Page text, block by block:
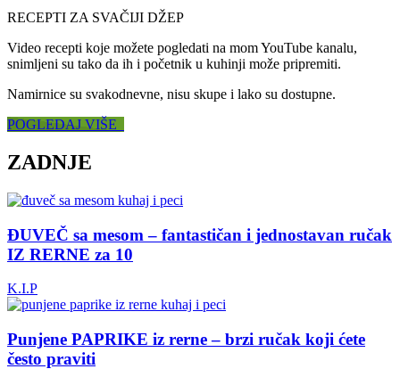
RECEPTI ZA SVAČIJI DŽEP
Video recepti koje možete pogledati na mom YouTube kanalu,
snimljeni su tako da ih i početnik u kuhinji može pripremiti.
Namirnice su svakodnevne, nisu skupe i lako su dostupne.
POGLEDAJ VIŠE
ZADNJE
ĐUVEČ sa mesom – fantastičan i jednostavan ručak
IZ RERNE za 10
K.I.P
Punjene PAPRIKE iz rerne – brzi ručak koji ćete
često praviti